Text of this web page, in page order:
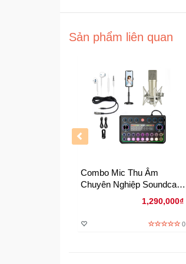
Sản phẩm liên quan
Combo Mic Thu Âm
Chuyên Nghiệp Soundcard
P99 Và Mic U87 – Âm
Thanh Chuẩn Studio Tại
Nhà
1,290,000₫
0